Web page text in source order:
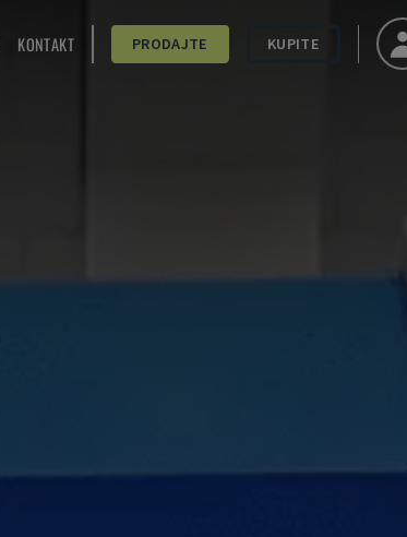
KONTAKT PRODAJTE KUPITE